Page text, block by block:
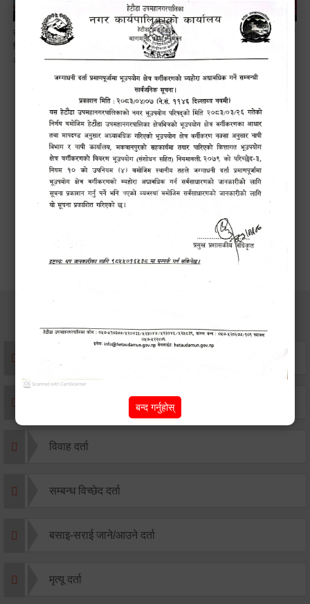
लैङ्गि असमानताका
विबिध पक्षहरु विषयक
अन्तक्रिया कार्यक्रम
उपमहानगरपालिकाबाटै
प्यान र भ्याटसहितका
कर सेवा सम्बन्धी
ड्रागन फ्रुट
महोत्सव–२०८३
सफलतापूर्वक
सम्पन्न!
सामाजिक सुरक्षा तथा
अन्तरक्रियात्मक
कार्यक्रम
संस्था दर्ता सिफारिस
एकिकृत सम्पत्ति कर/घर जग्गा कर
विवाह दर्ता
सम्बन्ध विच्छेद दर्ता
बसाइ-सराई जाने/आउने दर्ता
मृत्यू दर्ता
बन्द गर्नुहोस्